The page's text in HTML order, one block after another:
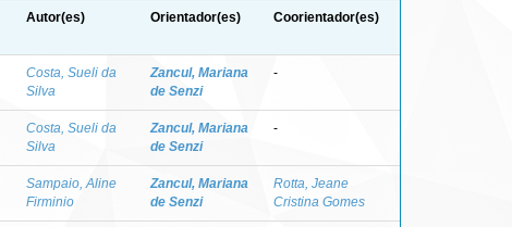
Autor(es) Orientador(es) Coorientador(es)
Costa, Sueli da
Silva
Zancul, Mariana
de Senzi
-
Costa, Sueli da
Silva
Zancul, Mariana
de Senzi
-
Sampaio, Aline
Firminio
Zancul, Mariana
de Senzi
Rotta, Jeane
Cristina Gomes